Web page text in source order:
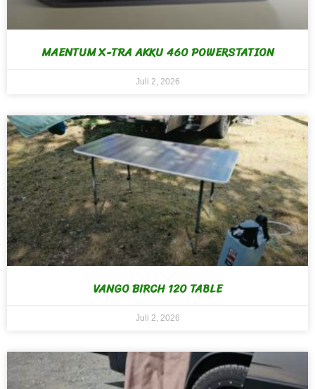
MAENTUM X-TRA AKKU 460 POWERSTATION
Juli 2, 2026
VANGO BIRCH 120 TABLE
Juli 2, 2026